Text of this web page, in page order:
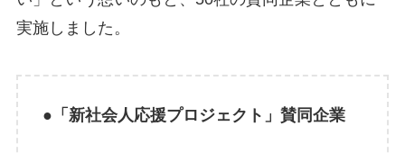
実施しました。
●「新社会人応援プロジェクト」賛同企業